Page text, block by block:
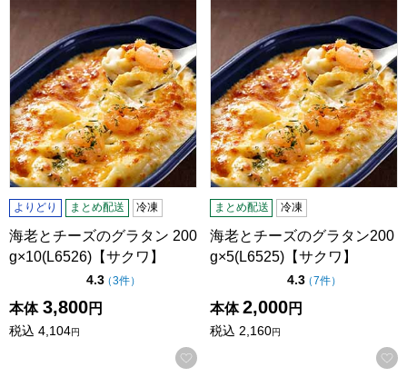
海老とチーズのグラタン 200g×10(L6526)【サクワ】
よりどり まとめ配送 冷凍
海老とチーズのグラタン 200
g×10(L6526)【サクワ】
4.3点（5点満点中）
（3件の評価
）
本体 3,800円
税込 4,104円
お気に入りに登録する
海老とチーズのグラタン
まとめ配送 冷凍
海老とチーズのグラタン200
g×5(L6525)【サクワ】
4.3点（5点満点中）
（7件の評価
）
本体 2,000円
税込 2,160円